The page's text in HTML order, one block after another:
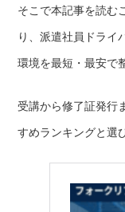
そこで本記事を読む
り、派遣社員ドライ
環境を最短・最安で
受講から修了証発行
すめランキングと選